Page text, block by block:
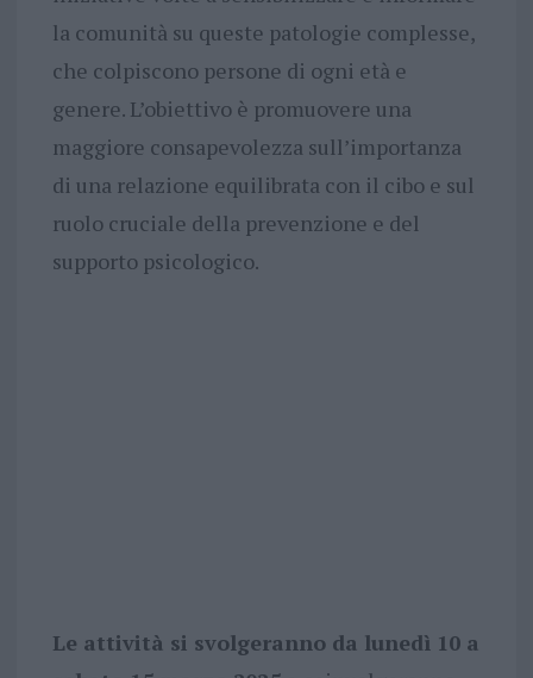
la comunità su queste patologie complesse,
che colpiscono persone di ogni età e
genere. L’obiettivo è promuovere una
maggiore consapevolezza sull’importanza
di una relazione equilibrata con il cibo e sul
ruolo cruciale della prevenzione e del
supporto psicologico.
Le attività si svolgeranno da lunedì 10 a